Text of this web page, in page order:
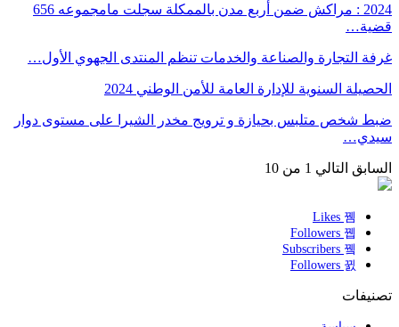
2024 : مراكش ضمن أربع مدن بالممكلة سجلت مامجموعه 656
قضية…
غرفة التجارة والصناعة والخدمات تنظم المنتدى الجهوي الأول…
الحصيلة السنوية للإدارة العامة للأمن الوطني 2024
ضبط شخص متلبس بحيازة و ترويج مخدر الشيرا على مستوى دوار
سيدي…
السابق التالي 1 من 10
تصنيفات